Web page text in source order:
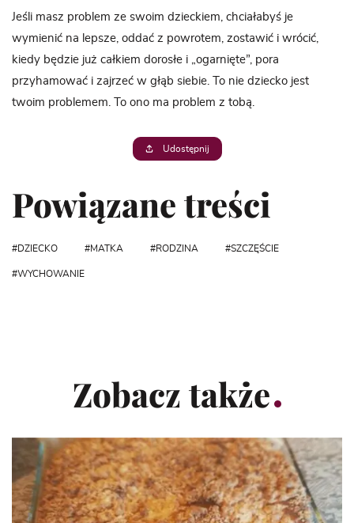
Jeśli masz problem ze swoim dzieckiem, chciałabyś je
wymienić na lepsze, oddać z powrotem, zostawić i wrócić,
kiedy będzie już całkiem dorosłe i „ogarnięte”, pora
przyhamować i zajrzeć w głąb siebie. To nie dziecko jest
twoim problemem. To ono ma problem z tobą.
Udostępnij
Powiązane treści
DZIECKO MATKA RODZINA SZCZĘŚCIE
WYCHOWANIE
Zobacz także